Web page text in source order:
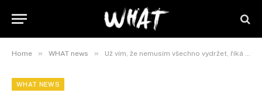
Home » WHAT news » Už vím, že nemusím všechno vydržet, říká Patricie Kaňok Fuxová
WHAT NEWS